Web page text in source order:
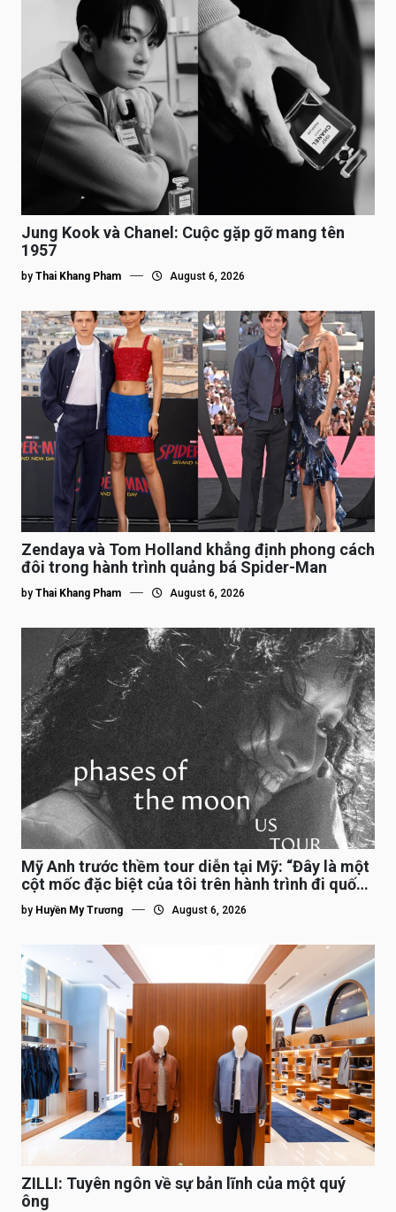
Jung Kook và Chanel: Cuộc gặp gỡ mang tên
1957
by Thai Khang Pham August 6, 2026
Zendaya và Tom Holland khẳng định phong cách
đôi trong hành trình quảng bá Spider-Man
by Thai Khang Pham August 6, 2026
Mỹ Anh trước thềm tour diễn tại Mỹ: “Đây là một
cột mốc đặc biệt của tôi trên hành trình đi quốc
tế”
by Huyền My Trương August 6, 2026
ZILLI: Tuyên ngôn về sự bản lĩnh của một quý
ông